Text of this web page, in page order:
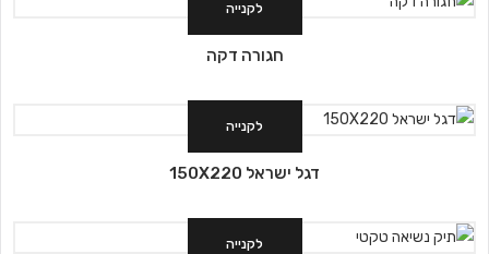
לקנייה
חגורה דקה
לקנייה
דגל ישראל 150X220
לקנייה